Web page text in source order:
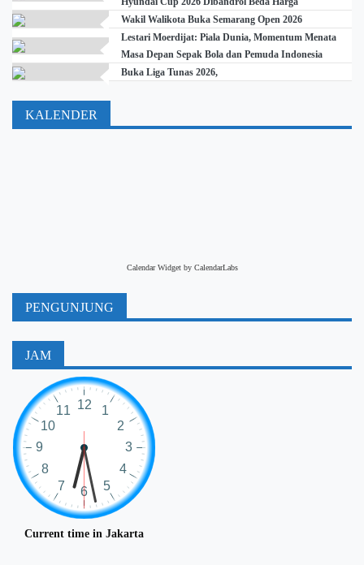
Wakil Walikota Buka Semarang Open 2026
Lestari Moerdijat: Piala Dunia, Momentum Menata
Masa Depan Sepak Bola dan Pemuda Indonesia
Buka Liga Tunas 2026,
KALENDER
Calendar Widget by CalendarLabs
PENGUNJUNG
JAM
Current time in Jakarta